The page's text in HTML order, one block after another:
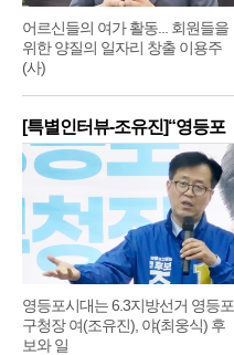
어르신들의 여가 활동... 회원들을
위한 양질의 일자리 창출 이용주
(사)
[특별인터뷰-조유진]“영등포
구
영등포시대는 6.3지방선거 영등포
구청장 여(조유진), 야(최웅식) 후
보와 일